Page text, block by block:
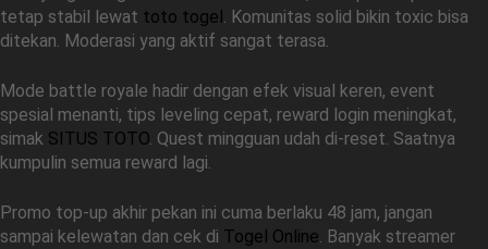
tetap stabil lewat toto togel . Komunitas solid bikin toxic bisa
ditekan. Moderasi yang aktif sangat terasa.
Mode battle royale hadir dengan efek visual keren, event
spesial menanti, tips leveling cepat, reward login meningkat,
simak SITUS TOTO. Quest mingguan udah di-reset. Saatnya
kumpulin semua reward lagi.
Promo top-up akhir pekan ini cuma berlaku 48 jam, jangan
sampai kelewatan dan cek di Togel Online. Banyak streamer